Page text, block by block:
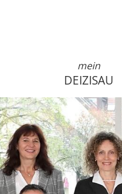
mein
DEIZISAU